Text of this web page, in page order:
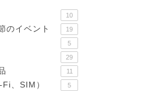
10
のイベント 19
5
29
11
、SIM） 5